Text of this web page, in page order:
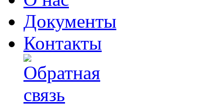
Документы
Контакты